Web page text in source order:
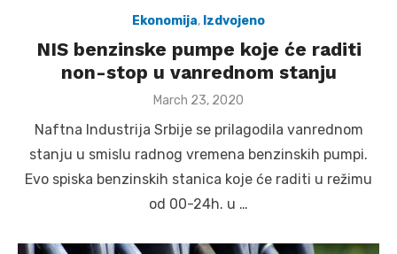
Ekonomija, Izdvojeno
NIS benzinske pumpe koje će raditi
non-stop u vanrednom stanju
Posted
March 23, 2020
Naftna Industrija Srbije se prilagodila vanrednom
stanju u smislu radnog vremena benzinskih pumpi.
Evo spiska benzinskih stanica koje će raditi u režimu
od 00-24h. u …